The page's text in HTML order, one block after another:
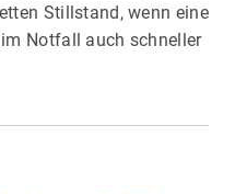
Stillstand, wenn eine
Notfall auch schneller